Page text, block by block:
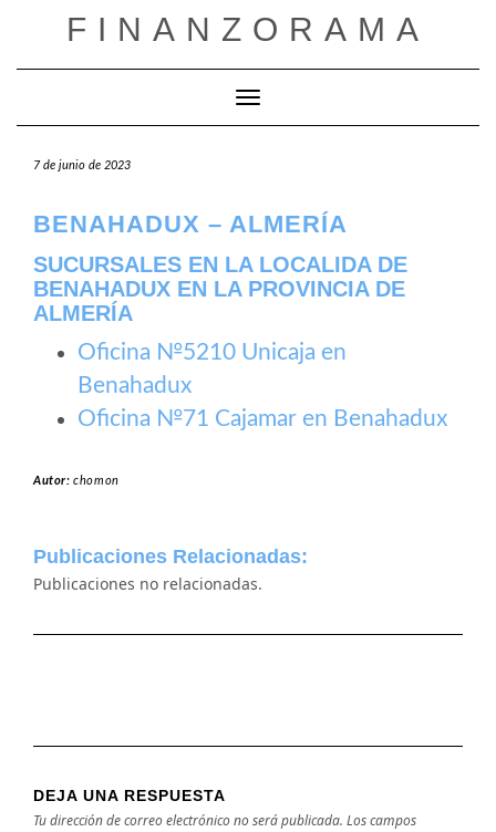
FINANZORAMA
Cambiar modo de navegación
7 de junio de 2023
BENAHADUX – ALMERÍA
SUCURSALES EN LA LOCALIDA DE
BENAHADUX EN LA PROVINCIA DE
ALMERÍA
Oficina №5210 Unicaja en
Benahadux
Oficina №71 Cajamar en Benahadux
Autor:chomon
Publicaciones Relacionadas:
Publicaciones no relacionadas.
DEJA UNA RESPUESTA
Tu dirección de correo electrónico no será publicada. Los campos